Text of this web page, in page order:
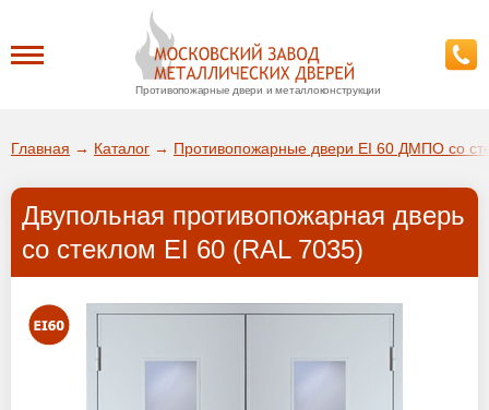
Противопожарные двери и металлоконструкции
ДА!
ВЫБРАТЬ ДРУГОЙ ГОРОД
О заводе
Доставка
Установка
Покупателям
Главная → Каталог → Противопожарные двери EI 60 ДМПО со
Двупольная противопожарная дверь
со стеклом EI 60 (RAL 7035)